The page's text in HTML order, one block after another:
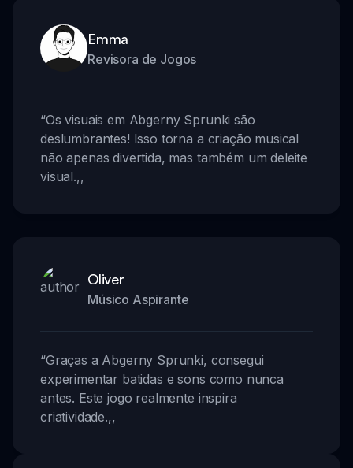
Emma
Revisora de Jogos
“Os visuais em Abgerny Sprunki são
deslumbrantes! Isso torna a criação musical
não apenas divertida, mas também um deleite
visual.,,
Oliver
Músico Aspirante
“Graças a Abgerny Sprunki, consegui
experimentar batidas e sons como nunca
antes. Este jogo realmente inspira
criatividade.,,